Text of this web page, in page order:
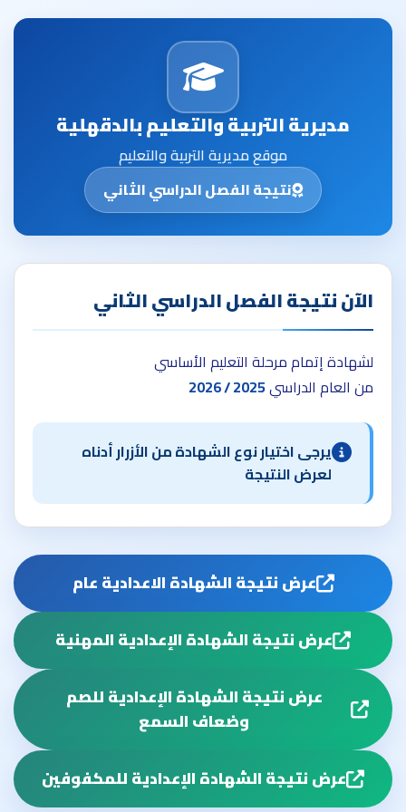
مديرية التربية والتعليم بالدقهلية
موقع مديرية التربية والتعليم
نتيجة الفصل الدراسي الثاني
الآن نتيجة الفصل الدراسي الثاني
لشهادة إتمام مرحلة التعليم الأساسي
من العام الدراسي2025 / 2026
يرجى اختيار نوع الشهادة من الأزرار أدناه
لعرض النتيجة
عرض نتيجة الشهادة الاعدادية عام
عرض نتيجة الشهادة الإعدادية المهنية
عرض نتيجة الشهادة الإعدادية للصم
وضعاف السمع
عرض نتيجة الشهادة الإعدادية للمكفوفين